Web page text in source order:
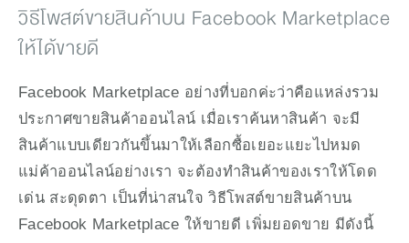
วิธีโพสต์ขายสินค้าบน Facebook Marketplace
ให้ได้ขายดี
Facebook Marketplace อย่างที่บอกค่ะว่าคือแหล่งรวม
ประกาศขายสินค้าออนไลน์ เมื่อเราค้นหาสินค้า จะมี
สินค้าแบบเดียวกันขึ้นมาให้เลือกซื้อเยอะแยะไปหมด
แม่ค้าออนไลน์อย่างเรา จะต้องทำสินค้าของเราให้โดด
เด่น สะดุดตา เป็นที่น่าสนใจ วิธีโพสต์ขายสินค้าบน
Facebook Marketplace ให้ขายดี เพิ่มยอดขาย มีดังนี้